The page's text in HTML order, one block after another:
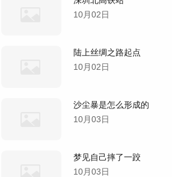
10月02日
陆上丝绸之路起点
10月02日
沙尘暴是怎么形成的
10月03日
梦见自己摔了一跤
10月03日